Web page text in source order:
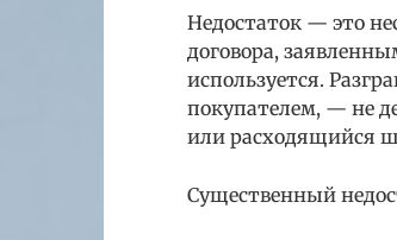
Недостаток — это
договора,
используется.
покупателем, — не
или расходящийся
Существенный